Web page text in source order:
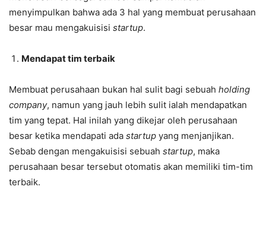
menyimpulkan bahwa ada 3 hal yang membuat perusahaan
besar mau mengakuisisi startup.
Mendapat tim terbaik
Membuat perusahaan bukan hal sulit bagi sebuah holding
company, namun yang jauh lebih sulit ialah mendapatkan
tim yang tepat. Hal inilah yang dikejar oleh perusahaan
besar ketika mendapati ada startup yang menjanjikan.
Sebab dengan mengakuisisi sebuah startup, maka
perusahaan besar tersebut otomatis akan memiliki tim-tim
terbaik.